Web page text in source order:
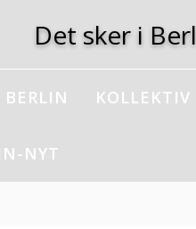
Det sker i
BERLIN KOLLEKTIV
NYT